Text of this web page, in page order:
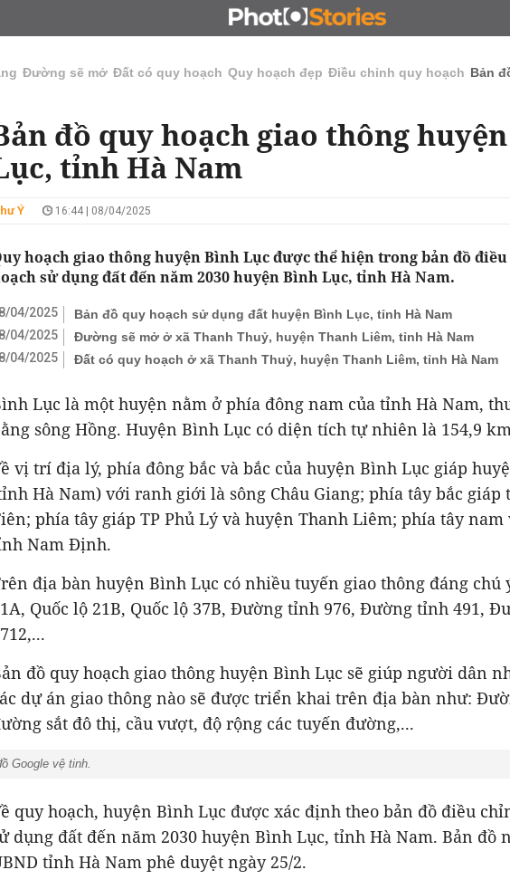
ĐẤU GIÁ - ĐẤU THẦU KINH DOANH
Đường sẽ mở Đất có quy hoạch Quy hoạch đẹp Điều chỉnh quy hoạch Bản
đồ quy hoạch giao thông
tỉnh Hà Nam
Ý 16:44 | 08/04/2025
hoạch giao thông huyện Bình Lục được thể hiện trong bản đồ
sử dụng đất đến năm 2030 huyện Bình Lục, tỉnh Hà Nam.
04/2025
Bản đồ quy hoạch sử dụng đất huyện Bình Lục, tỉnh Hà Nam
04/2025
Đường sẽ mở ở xã Thanh Thuỷ, huyện Thanh Liêm, tỉnh Hà Nam
04/2025
Đất có quy hoạch ở xã Thanh Thuỷ, huyện Thanh Liêm, tỉnh Hà Nam
Lục là một huyện nằm ở phía đông nam của tỉnh Hà Nam,
sông Hồng. Huyện Bình Lục có diện tích tự nhiên là 154,9
vị trí địa lý, phía đông bắc và bắc của huyện Bình Lục giáp
Hà Nam) với ranh giới là sông Châu Giang; phía tây bắc giáp
phía tây giáp TP Phủ Lý và huyện Thanh Liêm; phía tây nam
Nam Định.
địa bàn huyện Bình Lục có nhiều tuyến giao thông đáng chú
Quốc lộ 21B, Quốc lộ 37B, Đường tỉnh 976, Đường tỉnh 491,
đồ quy hoạch giao thông huyện Bình Lục sẽ giúp người dân
dự án giao thông nào sẽ được triển khai trên địa bàn như:
sắt đô thị, cầu vượt, độ rộng các tuyến đường,...
Google vệ tinh.
quy hoạch, huyện Bình Lục được xác định theo bản đồ điều
dụng đất đến năm 2030 huyện Bình Lục, tỉnh Hà Nam. Bản đồ
tỉnh Hà Nam phê duyệt ngày 25/2.